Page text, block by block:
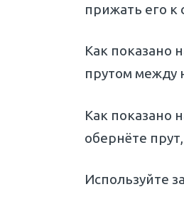
прижать его к
Как показано
прутом между
Как показано
обернёте
Используйте